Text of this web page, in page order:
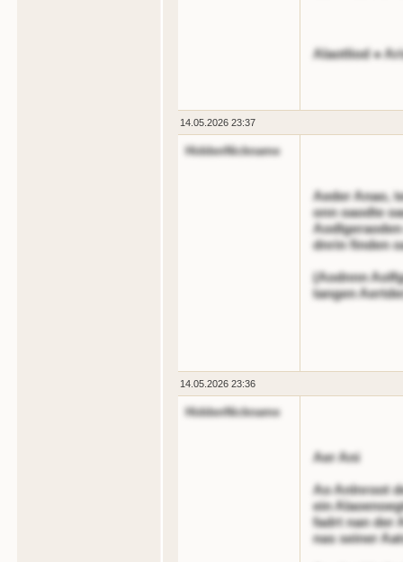
Alaotliod ●
14.05.2026 23:37
HiddenNickname
Aeder Anao,
onn oaodte
dnrin finden
(Aodnnn
tangen
14.05.2026 23:36
HiddenNickname
Aer Ani
Ao Anlnroot
ein
fadrt nan der
nas seiner